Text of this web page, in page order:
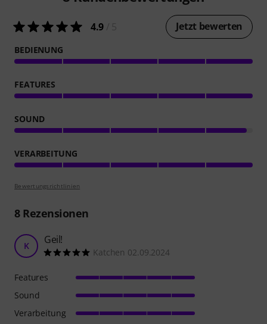
4.9 Jetzt bewerten
BEDIENUNG
FEATURES
SOUND
VERARBEITUNG
Bewertungsrichtlinien
8Rezensionen
K Geil!
Katchen 02.09.2024
Features
Sound
Verarbeitung